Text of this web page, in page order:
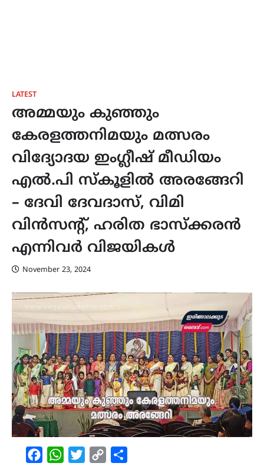
LATEST
അമ്മയും കുഞ്ഞും
കേരളത്തനിമയും മത്സരം
വിദ്യോദയ ഇംഗ്ലീഷ് മീഡിയം
എൽ.പി സ്കൂളിൽ അരങ്ങേറി
– ദേവി ദേവദാസ്, വിമി
വിൻസൻ്റ്, ഹരിത ഭാസ്ക്കരൻ
എന്നിവർ വിജയികൾ
November 23, 2024
FacebookWhatsAppTwitterCopy